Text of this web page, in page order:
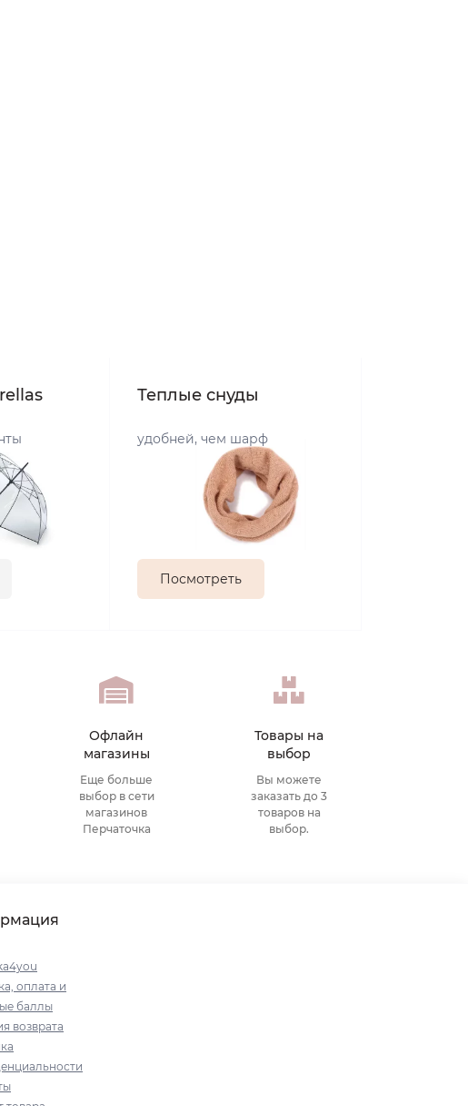
Теплые снуды
удобней, чем шарф
Посмотреть
Офлайн
магазины
Еще больше
выбор в сети
магазинов
Перчаточка
Товары на
выбор
Вы можете
заказать до 3
товаров на
выбор.
оплата и
баллы
возврата